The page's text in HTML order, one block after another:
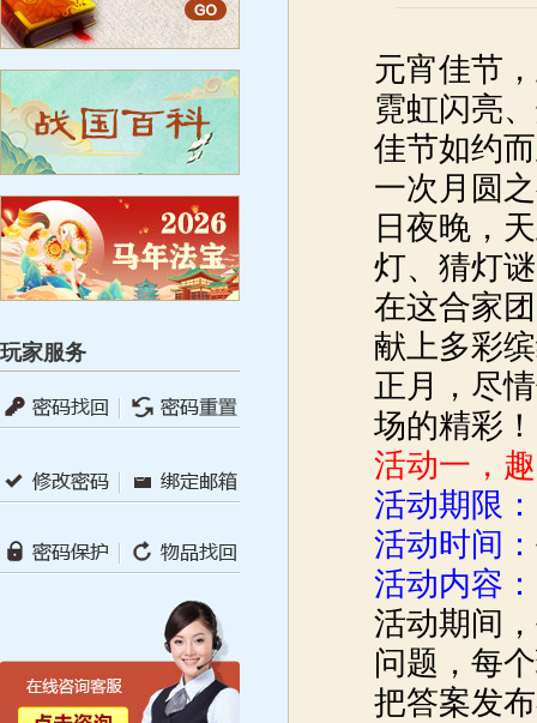
玩家服务
元宵佳节
霓虹闪亮
佳节如约
一次月圆
日夜晚，
灯、猜灯
在这合家
献上多彩
正月，尽
场的精彩！
活动一，
活动期限：
活动时间：
活动内容：
活动期间
问题，每
把答案发